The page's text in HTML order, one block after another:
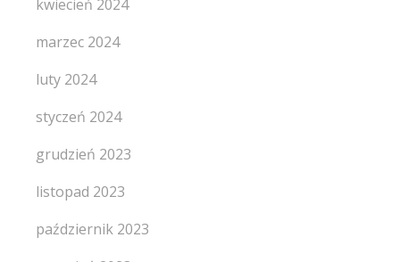
kwiecień 2024
marzec 2024
luty 2024
styczeń 2024
grudzień 2023
listopad 2023
październik 2023